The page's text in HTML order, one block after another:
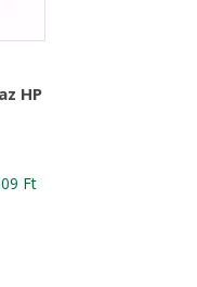
HP
FtCurrent